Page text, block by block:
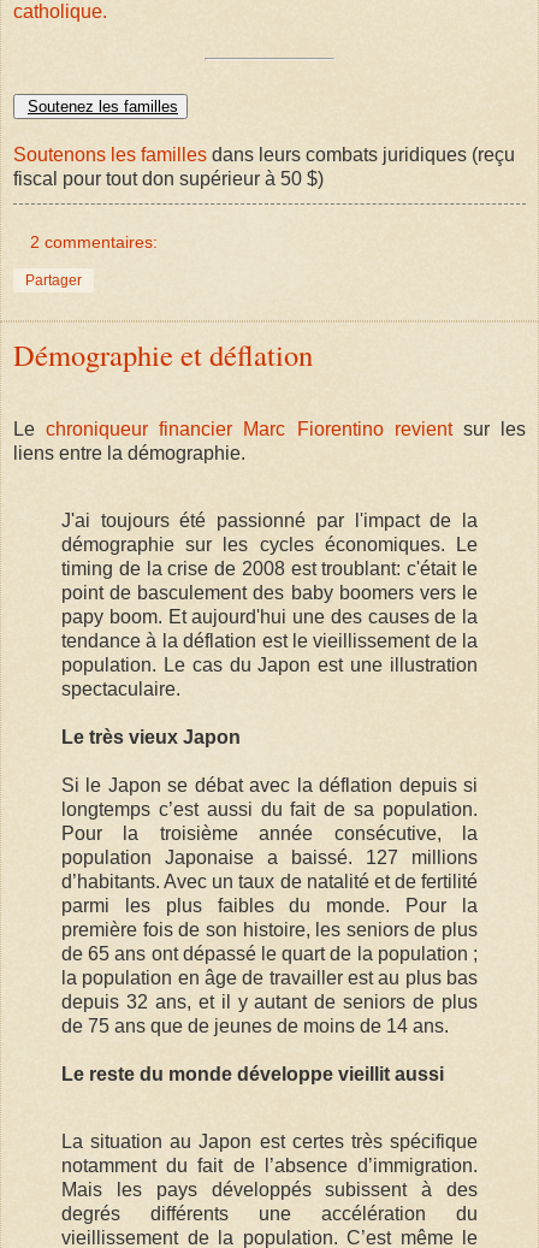
catholique.
Soutenez les familles
Soutenons les familles dans leurs combats juridiques (reçu
fiscal pour tout don supérieur à 50 $)
2 commentaires:
Partager
Démographie et déflation
Lechroniqueur financier Marc Fiorentino revientsur les
liens entre la démographie.
J'ai toujours été passionné par l'impact de la
démographie sur les cycles économiques. Le
timing de la crise de 2008 est troublant: c'était le
point de basculement des baby boomers vers le
papy boom. Et aujourd'hui une des causes de la
tendance à la déflation est le vieillissement de la
population. Le cas du Japon est une illustration
spectaculaire.
Le très vieux Japon
Si le Japon se débat avec la déflation depuis si
longtemps c’est aussi du fait de sa population.
Pour la troisième année consécutive, la
population Japonaise a baissé. 127 millions
d’habitants. Avec un taux de natalité et de fertilité
parmi les plus faibles du monde. Pour la
première fois de son histoire, les seniors de plus
de 65 ans ont dépassé le quart de la population ;
la population en âge de travailler est au plus bas
depuis 32 ans, et il y autant de seniors de plus
de 75 ans que de jeunes de moins de 14 ans.
Le reste du monde développe vieillit aussi
La situation au Japon est certes très spécifique
notamment du fait de l’absence d’immigration.
Mais les pays développés subissent à des
degrés différents une accélération du
vieillissement de la population. C’est même le